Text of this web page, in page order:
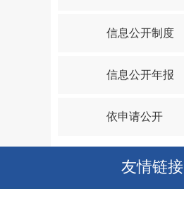
信息公开制度
信息公开年报
依申请公开
友情链接